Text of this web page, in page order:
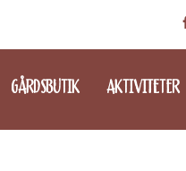
GÅRDSBUTIK AKTIVITETER